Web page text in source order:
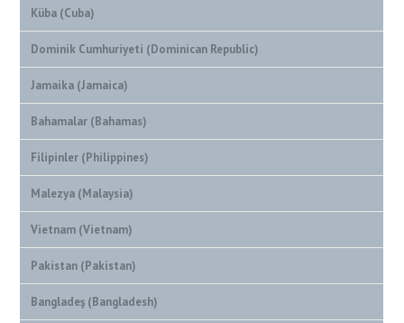
Küba (Cuba)
Dominik Cumhuriyeti (Dominican Republic)
Jamaika (Jamaica)
Bahamalar (Bahamas)
Filipinler (Philippines)
Malezya (Malaysia)
Vietnam (Vietnam)
Pakistan (Pakistan)
Bangladeş (Bangladesh)